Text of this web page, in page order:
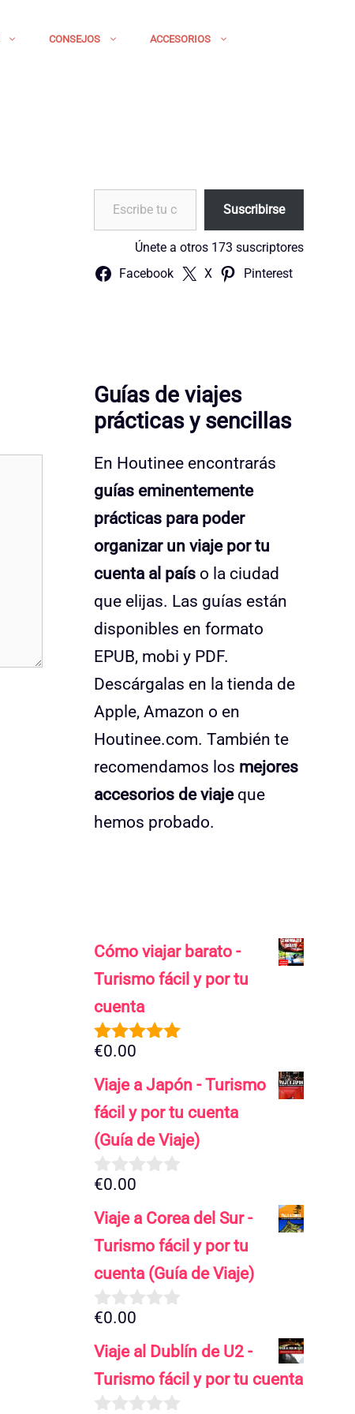
CONSEJOS ACCESORIOS
Escribe tu correo electrónico…
Suscribirse
Únete a otros 173 suscriptores
Facebook X Pinterest
Guías de viajes
prácticas y sencillas
En Houtinee encontrarás
guías eminentemente
prácticas para poder
organizar un viaje por tu
cuenta al país o la ciudad
que elijas. Las guías están
disponibles en formato
EPUB, mobi y PDF.
Descárgalas en la tienda de
Apple, Amazon o en
Houtinee.com. También te
recomendamos los mejores
accesorios de viajeque
hemos probado.
Cómo viajar barato -
Turismo fácil y por tu
cuenta
5.00de 5
€0.00
Viaje a Japón - Turismo
fácil y por tu cuenta
(Guía de Viaje)
0
e
5
€0.00
Viaje a Corea del Sur -
Turismo fácil y por tu
cuenta (Guía de Viaje)
0
e
5
€0.00
Viaje al Dublín de U2 -
Turismo fácil y por tu cuenta